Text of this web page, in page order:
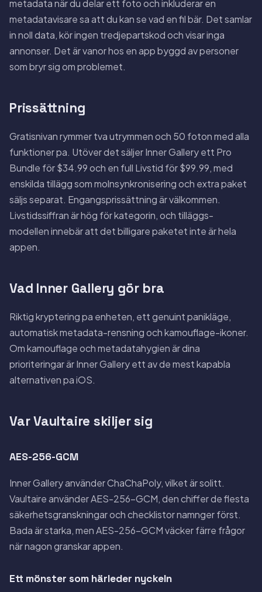
metadata när du delar ett foto och inkluderar en
metadatavisare sa att du kan se vad en fil bär. Det samlar
in noll data, kör ingen tredjepartskod och visar inga
annonser. Det är vanor hos en app byggd av personer
som bryr sig om problemet.
Prissättning
Gratisnivan rymmer tva utrymmen och 50 foton med alla
funktioner pa. Utöver det säljer Inner Gallery ett Pro
Bundle för $34.99 och en full Livstid för $99.99, med
enskilda tillägg som molnsynkronisering och extra paket
säljs separat. Engangsprissättning är välkommen.
Livstidssiffran är hög för kategorin, och tilläggs-
modellen innebär att det billigare paketet inte är hela
appen.
Vad Inner Gallery gör bra
Riktig kryptering pa enheten, ett genuint panikläge,
automatisk metadata-rensning och kamouflage-ikoner.
Om kamouflage och metadatahygien är dina
prioriteringar är Inner Gallery ett av de mest kapabla
alternativen pa iOS.
Var Vaultaire skiljer sig
AES-256-GCM
Inner Gallery använder ChaChaPoly, vilket är solitt.
Vaultaire använder AES-256-GCM, den chiffer de flesta
säkerhetsgranskningar och checklistor namnger först.
Bada är starka, men AES-256-GCM väcker färre frågor
när nagon granskar appen.
Ett mönster som härleder nyckeln